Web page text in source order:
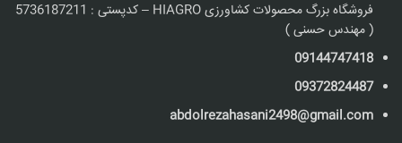
فروشگاه بزرگ محصولات کشاورزی HIAGRO – کدپستی : 5736187211
( مهندس حسنی )
09144747418
09372824487
abdolrezahasani2498@gmail.com